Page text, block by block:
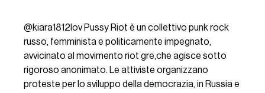
@kiara1812lovPussy Riot è un collettivo punk rock
russo, femminista e politicamente impegnato,
avvicinato al movimento riot gre,che agisce sotto
rigoroso anonimato. Le attiviste organizzano
proteste per lo sviluppo della democrazia, in Russia e